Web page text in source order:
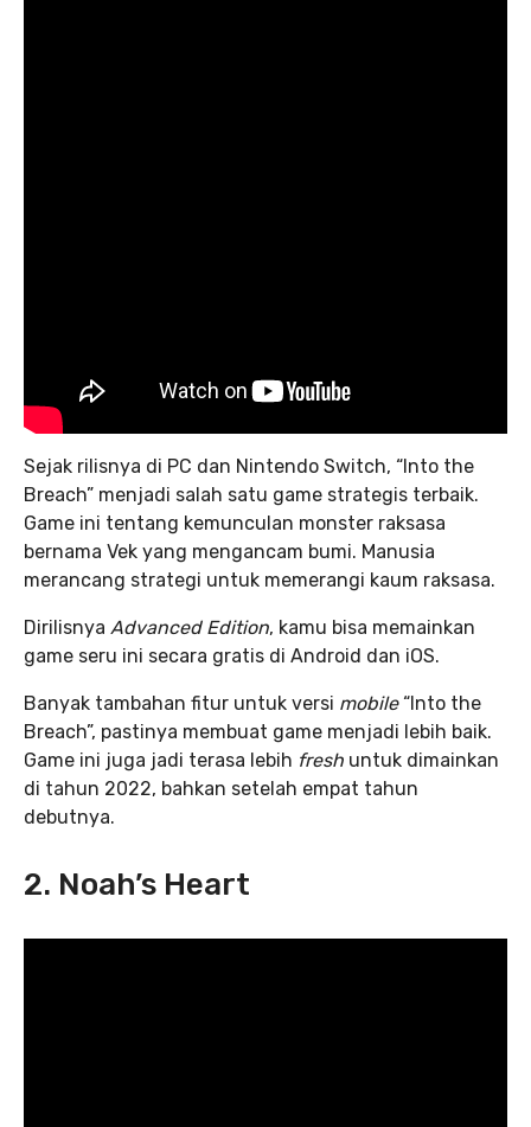
Sejak rilisnya di PC dan Nintendo Switch, “Into the
Breach” menjadi salah satu game strategis terbaik.
Game ini tentang kemunculan monster raksasa
bernama Vek yang mengancam bumi. Manusia
merancang strategi untuk memerangi kaum raksasa.
Dirilisnya Advanced Edition, kamu bisa memainkan
game seru ini secara gratis di Android dan iOS.
Banyak tambahan fitur untuk versi mobile“Into the
Breach”, pastinya membuat game menjadi lebih baik.
Game ini juga jadi terasa lebih fresh untuk dimainkan
di tahun 2022, bahkan setelah empat tahun
debutnya.
2. Noah’s Heart